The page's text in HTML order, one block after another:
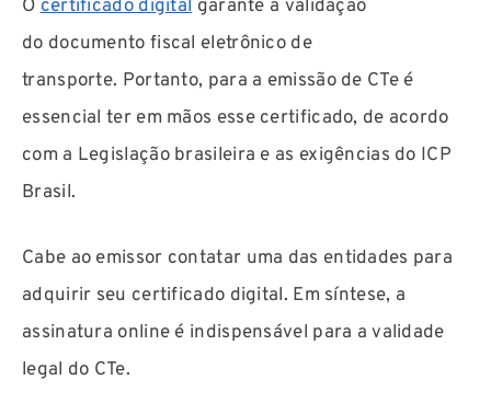
Ocertificado digitalgarante a validação
do documento fiscal eletrônico de
transporte. Portanto, para a emissão de CTe é
essencial ter em mãos esse certificado, de acordo
com a Legislação brasileira e as exigências do ICP
Brasil.
Cabe ao emissor contatar uma das entidades para
adquirir seu certificado digital. Em síntese, a
assinatura online é indispensável para a validade
legal do CTe.